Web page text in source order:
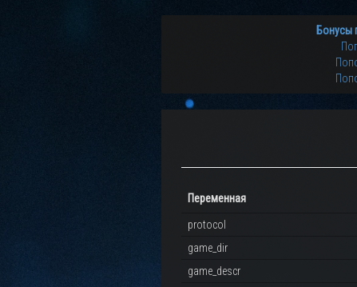
Бонусы
Переменная
protocol
game_dir
game_descr